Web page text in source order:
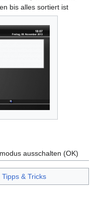
bis alles sortiert ist
ausschalten (OK)
Tipps & Tricks